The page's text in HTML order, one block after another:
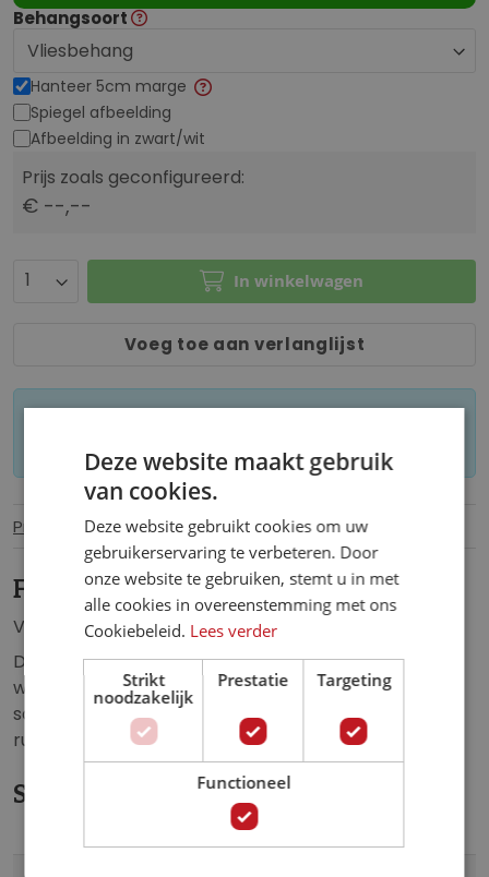
Behangsoort
Hanteer 5cm marge
Spiegel afbeelding
Afbeelding in zwart/wit
Prijs zoals geconfigureerd:
€ --,--
In winkelwagen
Voeg toe aan verlanglijst
Productinformatie Specificaties
Fotobehang Graffiti Muur.
Vliesbehang van moderne straatkunst.
Dit fotobehang is een echte blinkvanger in de:
woonkamer, slaapkamer, kinderkamer, kantoor, hal,
school, horecagelegenheid, keuken of iedere andere
ruimte.
Specificaties
Deze website maakt gebruik
van cookies.
Deze website gebruikt cookies om uw
gebruikerservaring te verbeteren. Door
onze website te gebruiken, stemt u in met
alle cookies in overeenstemming met ons
Cookiebeleid. Lees verder
Strikt
noodzakelijk
Prestatie Targeting
Functioneel